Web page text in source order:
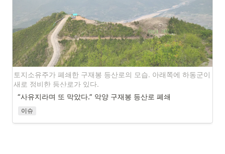
토지소유주가 폐쇄한 구재봉 등산로의 모습. 아래쪽에 하동군이
새로 정비한 등산로가 있다.
“사유지라며 또 막았다.” 악양 구재봉 등산로 폐쇄
이슈